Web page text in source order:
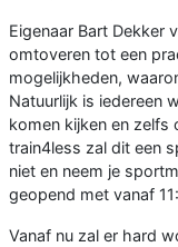
Eigenaar Bart Dekker
omtoveren tot een
mogelijkheden,
Natuurlijk is iedereen
komen kijken en zelfs
train4less zal dit een
niet en neem je
geopend met vanaf
Vanaf nu zal er hard